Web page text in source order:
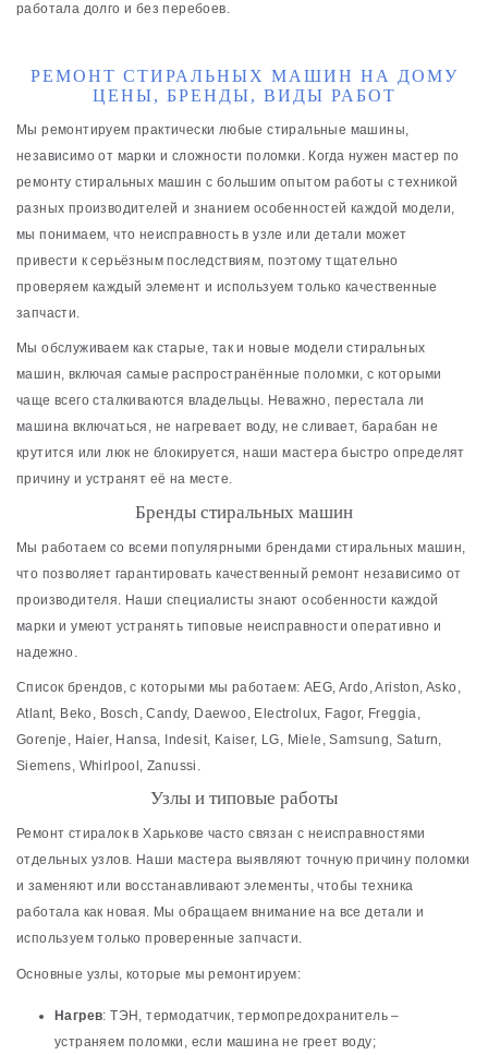
работала долго и без перебоев.
РЕМОНТ СТИРАЛЬНЫХ МАШИН НА ДОМУ
ЦЕНЫ, БРЕНДЫ, ВИДЫ РАБОТ
Мы ремонтируем практически любые стиральные машины,
независимо от марки и сложности поломки. Когда нужен мастер по
ремонту стиральных машин с большим опытом работы с техникой
разных производителей и знанием особенностей каждой модели,
мы понимаем, что неисправность в узле или детали может
привести к серьёзным последствиям, поэтому тщательно
проверяем каждый элемент и используем только качественные
запчасти.
Мы обслуживаем как старые, так и новые модели стиральных
машин, включая самые распространённые поломки, с которыми
чаще всего сталкиваются владельцы. Неважно, перестала ли
машина включаться, не нагревает воду, не сливает, барабан не
крутится или люк не блокируется, наши мастера быстро определят
причину и устранят её на месте.
Бренды стиральных машин
Мы работаем со всеми популярными брендами стиральных машин,
что позволяет гарантировать качественный ремонт независимо от
производителя. Наши специалисты знают особенности каждой
марки и умеют устранять типовые неисправности оперативно и
надежно.
Список брендов, с которыми мы работаем: AEG, Ardo, Ariston, Asko,
Atlant, Beko, Bosch, Candy, Daewoo, Electrolux, Fagor, Freggia,
Gorenje, Haier, Hansa, Indesit, Kaiser, LG, Miele, Samsung, Saturn,
Siemens, Whirlpool, Zanussi.
Узлы и типовые работы
Ремонт стиралок в Харькове часто связан с неисправностями
отдельных узлов. Наши мастера выявляют точную причину поломки
и заменяют или восстанавливают элементы, чтобы техника
работала как новая. Мы обращаем внимание на все детали и
используем только проверенные запчасти.
Основные узлы, которые мы ремонтируем:
Нагрев: ТЭН, термодатчик, термопредохранитель –
устраняем поломки, если машина не греет воду;